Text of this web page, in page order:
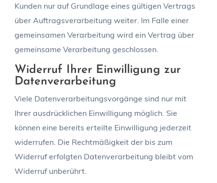
Kunden nur auf Grundlage eines gültigen Vertrags
über Auftragsverarbeitung weiter. Im Falle einer
gemeinsamen Verarbeitung wird ein Vertrag über
gemeinsame Verarbeitung geschlossen.
Widerruf Ihrer Einwilligung zur
Datenverarbeitung
Viele Datenverarbeitungsvorgänge sind nur mit
Ihrer ausdrücklichen Einwilligung möglich. Sie
können eine bereits erteilte Einwilligung jederzeit
widerrufen. Die Rechtmäßigkeit der bis zum
Widerruf erfolgten Datenverarbeitung bleibt vom
Widerruf unberührt.